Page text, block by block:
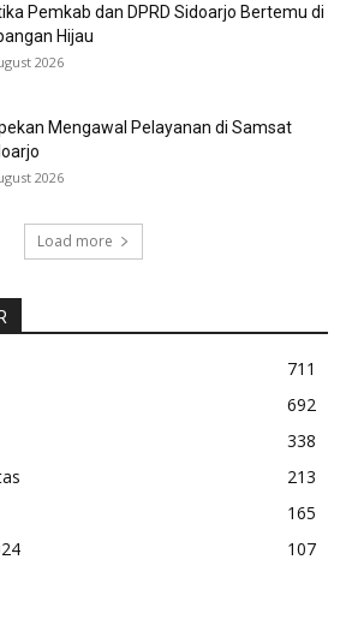
Pemkab dan DPRD Sidoarjo Bertemu di
Hijau
2026
Mengawal Pelayanan di Samsat
2026
Load more
711
692
338
213
165
107